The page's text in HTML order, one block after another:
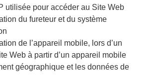
utilisée pour accéder au Site Web
du fureteur et du système
de l’appareil mobile, lors d’un
Web à partir d’un appareil mobile
géographique et les données de